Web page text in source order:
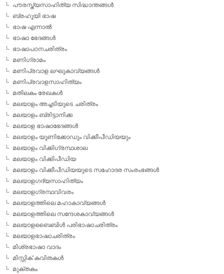
പൗരസ്ത്യസാഹിത്യ സിദ്ധാന്തങ്ങള്‍
ബ്രഹൂയി ഭാഷ
ഭാഷ എന്നാല്‍
ഭാഷാ ഭേദങ്ങള്‍
ഭാഷാപഠനചരിത്രം
മണിഗ്രാമം
മണിപ്രവാള ലഘുകാവ്യങ്ങള്‍
മണിപ്രവാളസാഹിത്യം
മതിലകം രേഖകള്‍
മലയാളം അച്ചടിയുടെ ചരിത്രം
മലയാളം ബ്രിട്ടാനിക്ക
മലയാള ഭാഷാഭേദങ്ങള്‍
മലയാളം യൂണിക്കോഡും വിക്കീപീഡിയയും
മലയാളം വിക്കിഗ്രന്ഥശാല
മലയാളം വിക്കിപീഡിയ
മലയാളം വിക്കീപീഡിയയുടെ സഹോദര സംരംഭങ്ങള്‍
മലയാളഗദ്യസാഹിത്യം
മലയാളഗ്രന്ഥവിവരം
മലയാളത്തിലെ മഹാകാവ്യങ്ങള്‍
മലയാളത്തിലെ സന്ദേശകാവ്യങ്ങള്‍
മലയാളബൈബിള്‍ പരിഭാഷാചരിത്രം
മലയാളഭാഷാചരിത്രം
മിശ്രഭാഷാ വാദം
മിസ്റ്റിക് കവിതകള്‍
മുക്തകം